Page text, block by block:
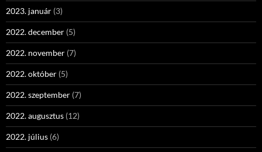
2023. január (3)
2022. december (5)
2022. november (7)
2022. október (5)
2022. szeptember (7)
2022. augusztus (12)
2022. július (6)